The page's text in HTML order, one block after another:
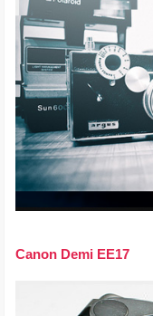
Canon Demi EE17